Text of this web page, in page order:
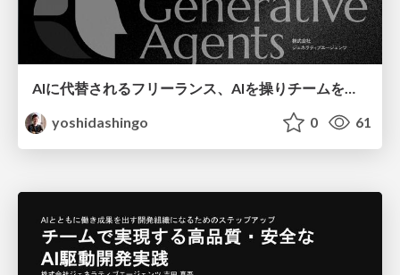
AIに代替されるフリーランス、AIを操りチームを導くリーダー。運命を分ける『AI-DLC』とインテントマネジメント/Intent is All We Need
yoshidashingo
0 61